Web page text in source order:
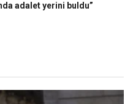
adalet yerini buldu”